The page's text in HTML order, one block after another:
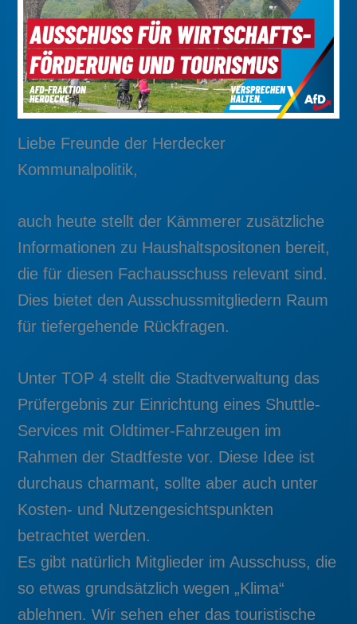
Liebe Freunde der Herdecker
Kommunalpolitik,
auch heute stellt der Kämmerer zusätzliche
Informationen zu Haushaltspositonen bereit,
die für diesen Fachausschuss relevant sind.
Dies bietet den Ausschussmitgliedern Raum
für tiefergehende Rückfragen.
Unter TOP 4 stellt die Stadtverwaltung das
Prüfergebnis zur Einrichtung eines Shuttle-
Services mit Oldtimer-Fahrzeugen im
Rahmen der Stadtfeste vor. Diese Idee ist
durchaus charmant, sollte aber auch unter
Kosten- und Nutzengesichtspunkten
betrachtet werden.
Es gibt natürlich Mitglieder im Ausschuss, die
so etwas grundsätzlich wegen „Klima“
ablehnen. Wir sehen eher das touristische